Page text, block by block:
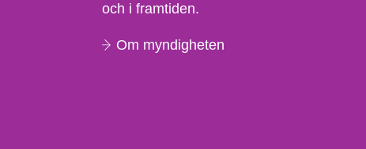
och i framtiden.
Om myndigheten